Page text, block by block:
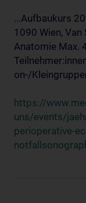
...Aufbaukurs
1090 Wien,
Anatomie Max.
on-/
https://
uns/events/
perioperative-